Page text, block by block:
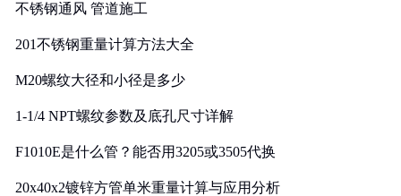
不锈钢通风 管道施工
201不锈钢重量计算方法大全
M20螺纹大径和小径是多少
1-1/4 NPT螺纹参数及底孔尺寸详解
F1010E是什么管？能否用3205或3505代换
20x40x2镀锌方管单米重量计算与应用分析